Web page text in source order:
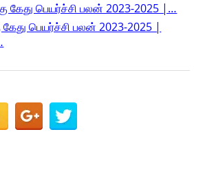
கேது பெயர்ச்சி பலன் 2023-2025 |…
கேது பெயர்ச்சி பலன் 2023-2025 |